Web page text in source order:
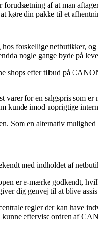
af at man
køre din pakke til et
forskellige netbutikker,
nogle gange byde på
shops efter tilbud på
varer for en salgspris som
kunde imod uoprigtige
Som en alternativ
med indholdet af
er e-mærke godkendt,
dig genvej til at blive
regler der kan have
eftervise ordren af